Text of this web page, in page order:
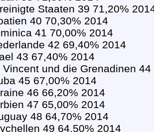
Staaten 39 71,20%
40 70,30% 2014
41 70,00% 2014
42 69,40% 2014
43 67,40% 2014
Vincent und die Grenadinen
45 67,00% 2014
46 66,20% 2014
47 65,00% 2014
48 64,70% 2014
49 64,50% 2014